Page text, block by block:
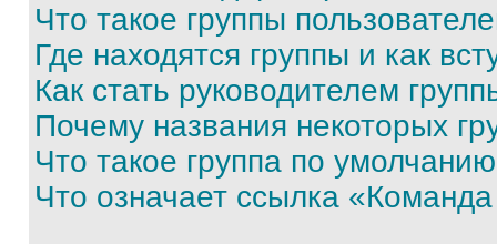
Что такое группы
Где находятся группы и как
Как стать руководителем
Почему названия некоторых
Что такое группа по
Что означает ссылка